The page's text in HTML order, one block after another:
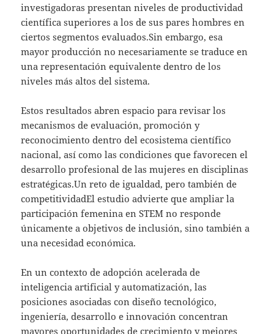
investigadoras presentan niveles de productividad
científica superiores a los de sus pares hombres en
ciertos segmentos evaluados.Sin embargo, esa
mayor producción no necesariamente se traduce en
una representación equivalente dentro de los
niveles más altos del sistema.
Estos resultados abren espacio para revisar los
mecanismos de evaluación, promoción y
reconocimiento dentro del ecosistema científico
nacional, así como las condiciones que favorecen el
desarrollo profesional de las mujeres en disciplinas
estratégicas.Un reto de igualdad, pero también de
competitividadEl estudio advierte que ampliar la
participación femenina en STEM no responde
únicamente a objetivos de inclusión, sino también a
una necesidad económica.
En un contexto de adopción acelerada de
inteligencia artificial y automatización, las
posiciones asociadas con diseño tecnológico,
ingeniería, desarrollo e innovación concentran
mayores oportunidades de crecimiento y mejores